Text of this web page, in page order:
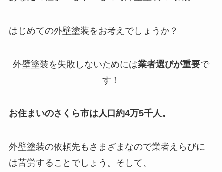
はじめての外壁塗装をお考えでしょうか？
外壁塗装を失敗しないためには業者選びが重要で
す！
お住まいのさくら市は人口約4万5千人。
外壁塗装の依頼先もさまざまなので業者えらびに
は苦労することでしょう。そして、